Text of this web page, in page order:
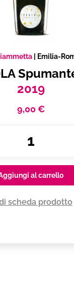
Emilia-
2019
9,00 €
al carrello
scheda prodotto